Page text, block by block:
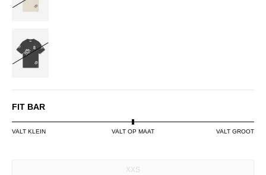
FIT BAR
VALT KLEIN VALT OP MAAT VALT GROOT
XXS